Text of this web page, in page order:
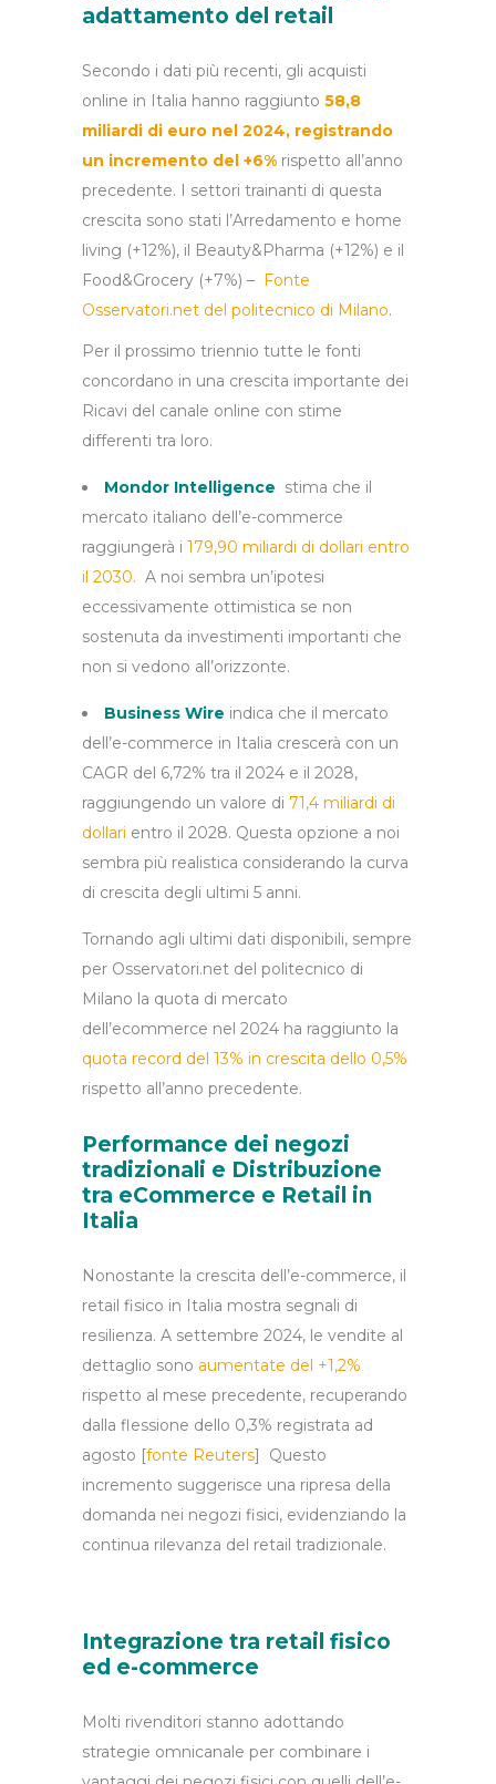
adattamento del retail
Secondo i dati più recenti, gli acquisti
online in Italia hanno raggiunto 58,8
miliardi di euro nel 2024, registrando
un incremento del +6% rispetto all’anno
precedente.
I settori trainanti di questa
crescita sono stati l’Arredamento e home
living (+12%), il Beauty&Pharma (+12%) e il
Food&Grocery (+7%) –
Fonte
Osservatori.net del politecnico di Milano.
Per il prossimo triennio tutte le fonti
concordano in una crescita importante dei
Ricavi del canale online con stime
differenti tra loro.
Mondor Intelligence stima che il
mercato italiano dell’e-commerce
raggiungerà i 179,90 miliardi di dollari entro
il 2030. A noi sembra un’ipotesi
eccessivamente ottimistica se non
sostenuta da investimenti importanti che
non si vedono all’orizzonte.
Business Wire indica che il mercato
dell’e-commerce in Italia crescerà con un
CAGR del 6,72% tra il 2024 e il 2028,
raggiungendo un valore di 71,4 miliardi di
dollari entro il 2028. Questa opzione a noi
sembra più realistica considerando la curva
di crescita degli ultimi 5 anni.
Tornando agli ultimi dati disponibili, sempre
per Osservatori.net del politecnico di
Milano la quota di mercato
dell’ecommerce nel 2024 ha raggiunto la
quota record del 13% in crescita dello 0,5%
rispetto all’anno precedente.
Performance dei negozi
tradizionali e Distribuzione
tra eCommerce e Retail in
Italia
Nonostante la crescita dell’e-commerce, il
retail fisico in Italia mostra segnali di
resilienza. A settembre 2024, le vendite al
dettaglio sono aumentate del +1,2%
rispetto al mese precedente, recuperando
dalla flessione dello 0,3% registrata ad
agosto [fonte Reuters] Questo
incremento suggerisce una ripresa della
domanda nei negozi fisici, evidenziando la
continua rilevanza del retail tradizionale.
Integrazione tra retail fisico
ed e-commerce
Molti rivenditori stanno adottando
strategie omnicanale per combinare i